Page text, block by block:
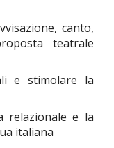
canto,
teatrale
e stimolare la
relazionale e la
italiana